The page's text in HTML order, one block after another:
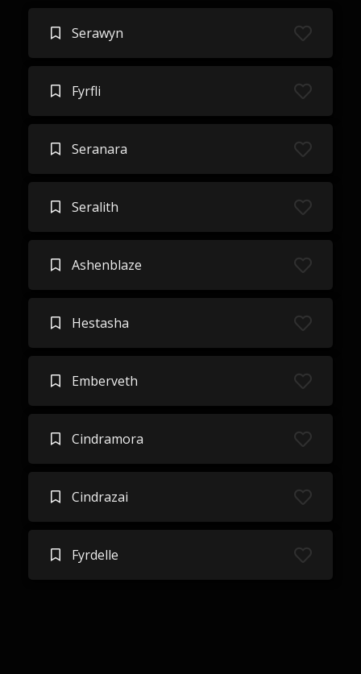
Serawyn
Fyrfli
Seranara
Seralith
Ashenblaze
Hestasha
Emberveth
Cindramora
Cindrazai
Fyrdelle